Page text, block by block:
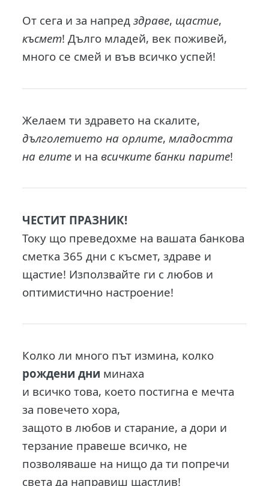
От сега и за напредздраве, щастие,
късмет! Дълго младей, век поживей,
много се смей и във всичко успей!
Желаем ти здравето на скалите,
дълголетието на орлите,младостта
на елите и на всичките банки парите!
ЧЕСТИТ ПРАЗНИК!
Току що преведохме на вашата банкова
сметка 365 дни с късмет, здраве и
щастие! Използвайте ги с любов и
оптимистично настроение!
Колко ли много път измина, колко
рождени дни минаха
и всичко това, което постигна е мечта
за повечето хора,
защото в любов и старание, а дори и
терзание правеше всичко, не
позволяваше на нищо да ти попречи
света да направиш щастлив!